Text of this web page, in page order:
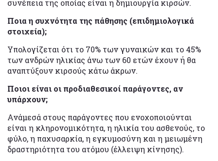
συνέπεια της οποίας είναι η δημιουργία κιρσών.
Ποια η συχνότητα της πάθησης (επιδημιολογικά
στοιχεία);
Υπολογίζεται ότι το 70% των γυναικών και το 45%
των ανδρών ηλικίας άνω των 60 ετών έχουν ή θα
αναπτύξουν κιρσούς κάτω άκρων.
Ποιοι είναι οι προδιαθεσικοί παράγοντες, αν
υπάρχουν;
Ανάμεσά στους παράγοντες που ενοχοποιούνται
είναι η κληρονομικότητα, η ηλικία του ασθενούς, το
φύλο, η παχυσαρκία, η εγκυμοσύνη και η μειωμένη
δραστηριότητα του ατόμου (έλλειψη κίνησης).